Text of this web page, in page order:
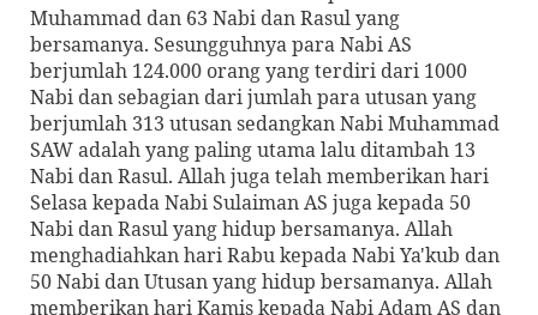
Muhammad dan 63 Nabi dan Rasul yang
bersamanya. Sesungguhnya para Nabi AS
berjumlah 124.000 orang yang terdiri dari 1000
Nabi dan sebagian dari jumlah para utusan yang
berjumlah 313 utusan sedangkan Nabi Muhammad
SAW adalah yang paling utama lalu ditambah 13
Nabi dan Rasul. Allah juga telah memberikan hari
Selasa kepada Nabi Sulaiman AS juga kepada 50
Nabi dan Rasul yang hidup bersamanya. Allah
menghadiahkan hari Rabu kepada Nabi Ya'kub dan
50 Nabi dan Utusan yang hidup bersamanya. Allah
memberikan hari Kamis kepada Nabi Adam AS dan